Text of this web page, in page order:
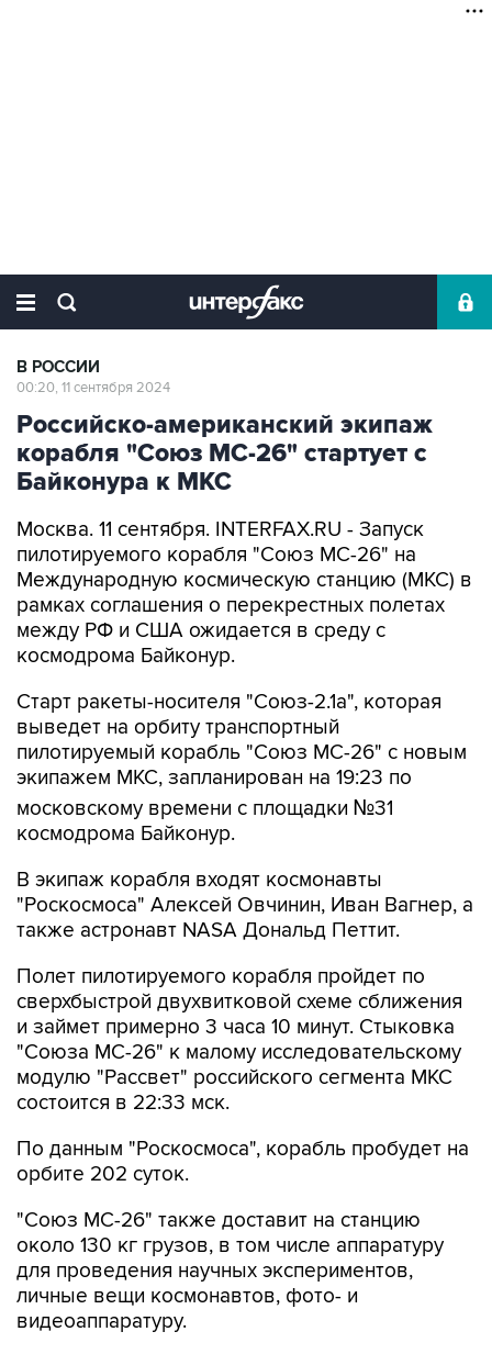
В РОССИИ
00:20, 11 сентября 2024
Российско-американский экипаж
корабля "Союз МС-26" стартует с
Байконура к МКС
Москва. 11 сентября. INTERFAX.RU - Запуск
пилотируемого корабля "Союз МС-26" на
Международную космическую станцию (МКС) в
рамках соглашения о перекрестных полетах
между РФ и США ожидается в среду с
космодрома Байконур.
Старт ракеты-носителя "Союз-2.1а", которая
выведет на орбиту транспортный
пилотируемый корабль "Союз МС-26" с новым
экипажем МКС, запланирован на 19:23 по
московскому времени с площадки №31
космодрома Байконур.
В экипаж корабля входят космонавты
"Роскосмоса" Алексей Овчинин, Иван Вагнер, а
также астронавт NASA Дональд Петтит.
Полет пилотируемого корабля пройдет по
сверхбыстрой двухвитковой схеме сближения
и займет примерно 3 часа 10 минут. Стыковка
"Союза МС-26" к малому исследовательскому
модулю "Рассвет" российского сегмента МКС
состоится в 22:33 мск.
По данным "Роскосмоса", корабль пробудет на
орбите 202 суток.
"Союз МС-26" также доставит на станцию
около 130 кг грузов, в том числе аппаратуру
для проведения научных экспериментов,
личные вещи космонавтов, фото- и
видеоаппаратуру.